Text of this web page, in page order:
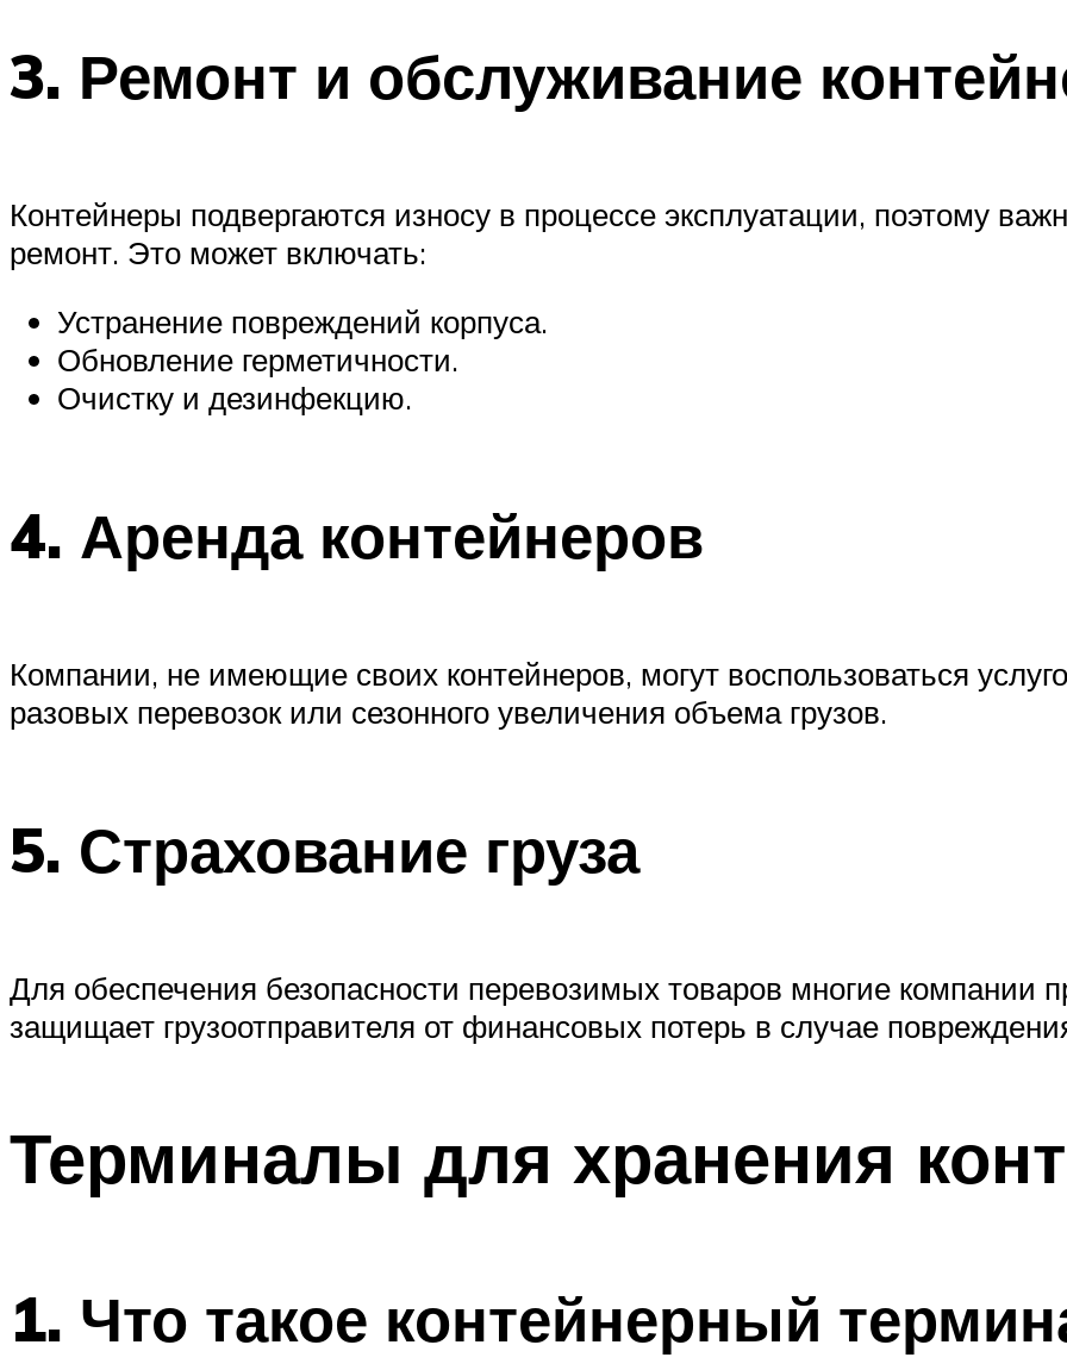
3. Ремонт и обслуживание
Контейнеры подвергаются износу в процессе эксплуатации, поэтому
ремонт. Это может включать:
Устранение повреждений корпуса.
Обновление герметичности.
Очистку и дезинфекцию.
4. Аренда контейнеров
Компании, не имеющие своих контейнеров, могут воспользоваться
разовых перевозок или сезонного увеличения объема грузов.
5. Страхование груза
Для обеспечения безопасности перевозимых товаров многие компании
защищает грузоотправителя от финансовых потерь в случае
Терминалы для хранения
1. Что такое контейнерный